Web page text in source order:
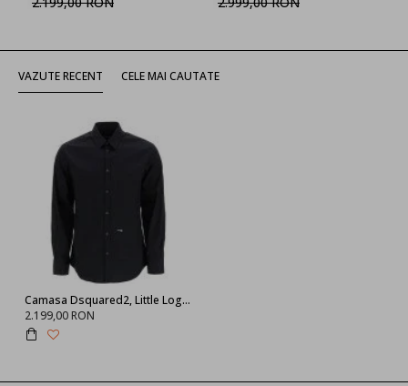
VAZUTE RECENT CELE MAI CAUTATE
Camasa Dsquared2, Little Logo Frontal, Black
2.199,00 RON